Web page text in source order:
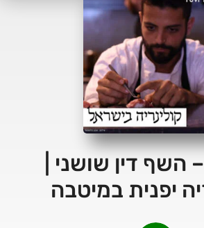
פרק 9 – השף דין שושני |
יפנית במיטבה